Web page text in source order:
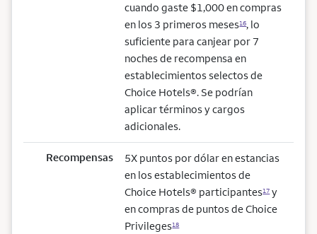
cuando gaste $1,000 en compras
en los 3 primeros meses16, lo
suficiente para canjear por 7
noches de recompensa en
establecimientos selectos de
Choice Hotels®. Se podrían
aplicar términos y cargos
adicionales.
Recompensas
5X puntos por dólar en estancias
en los establecimientos de
Choice Hotels® participantes17y
en compras de puntos de Choice
Privileges18